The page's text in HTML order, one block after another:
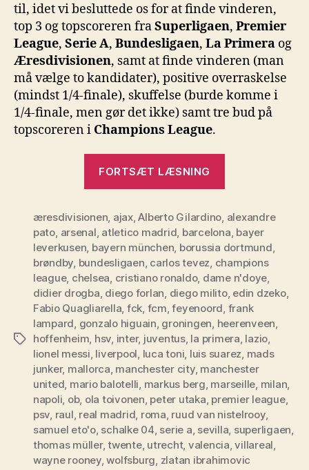
til, idet vi besluttede os for at finde vinderen,
top 3 og topscoreren fraSuperligaen, Premier
League, Serie A, Bundesligaen, La Primera og
Æresdivisionen, samt at finde vinderen (man
må vælge to kandidater), positive overraskelse
(mindst 1/4-finale), skuffelse (burde komme i
1/4-finale, men gør det ikke) samt tre bud på
topscoreren i Champions League.
FORTSÆT LÆSNING
2010/2011-
sæsonen”
Tags
æresdivisionen, ajax,Alberto Gilardino, alexandre
pato, arsenal, atletico madrid, barcelona, bayer
leverkusen, bayern münchen, borussia dortmund,
brøndby, bundesligaen, carlos tevez, champions
league, chelsea, cristiano ronaldo, dame n'doye,
didier drogba, diego forlan, diego milito, edin dzeko,
Fabio Quagliarella, fck, fcm,feyenoord, frank
lampard, gonzalo higuain, groningen, heerenveen,
hoffenheim, hsv, inter, juventus, la primera, lazio,
lionel messi, liverpool, luca toni, luis suarez, mads
junker, mallorca, manchester city, manchester
united, mario balotelli, markus berg, marseille, milan,
napoli, ob, ola toivonen, peter utaka, premier league,
psv, raul, real madrid, roma, ruud van nistelrooy,
samuel eto'o, schalke 04, serie a, sevilla, superligaen,
thomas müller,twente, utrecht, valencia,villareal,
wayne rooney,wolfsburg, zlatan ibrahimovic